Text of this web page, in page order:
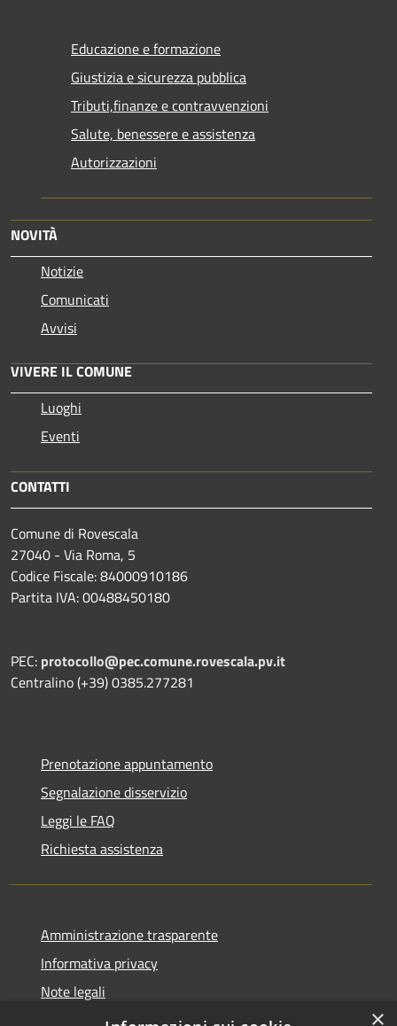
Educazione e formazione
Giustizia e sicurezza pubblica
Tributi,finanze e contravvenzioni
Salute, benessere e assistenza
Autorizzazioni
NOVITÀ
Notizie
Comunicati
Avvisi
VIVERE IL COMUNE
Luoghi
Eventi
CONTATTI
Comune di Rovescala
27040 - Via Roma, 5
Codice Fiscale: 84000910186
Partita IVA: 00488450180
PEC: protocollo@pec.comune.rovescala.pv.it
Centralino (+39) 0385.277281
Prenotazione appuntamento
Segnalazione disservizio
Leggi le FAQ
Richiesta assistenza
Amministrazione trasparente
Informativa privacy
Note legali
Dichiarazione di accessibilità
×